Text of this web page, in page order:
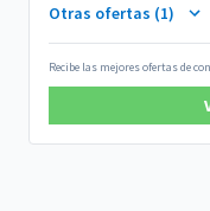
Otras ofertas (1)
Recibe las mejores ofertas de